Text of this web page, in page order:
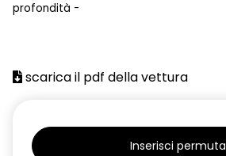
profondità -
scarica il pdf della vettura
Inserisci permuta